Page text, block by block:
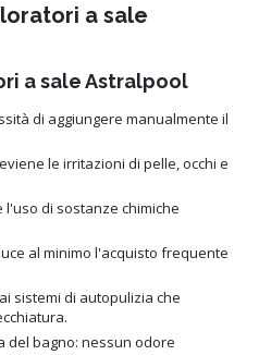
a sale
a sale Astralpool
di aggiungere manualmente il
le irritazioni di pelle, occhi e
l'uso di sostanze chimiche
al minimo l'acquisto frequente
sistemi di autopulizia che
del bagno: nessun odore